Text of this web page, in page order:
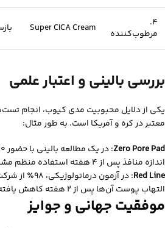
4.
مرطوب‌کننده
Super CICA Cream
بررسی بالینی و اعتبار علمی
یکی از دلایل محبوبیت مدی‌ کیوب، انجام
معتبر در کره و آمریکا است. به‌ طور مثال:
Zero Pore Pad
اندازه منافذ پس از 4 هفته استفاده منظم مشاهده شد.
Red Line
: در آزمون
التهاب پوست آن‌ها پس از 2 هفته کاهش یافته است.
موفقیت جهانی و جوایز